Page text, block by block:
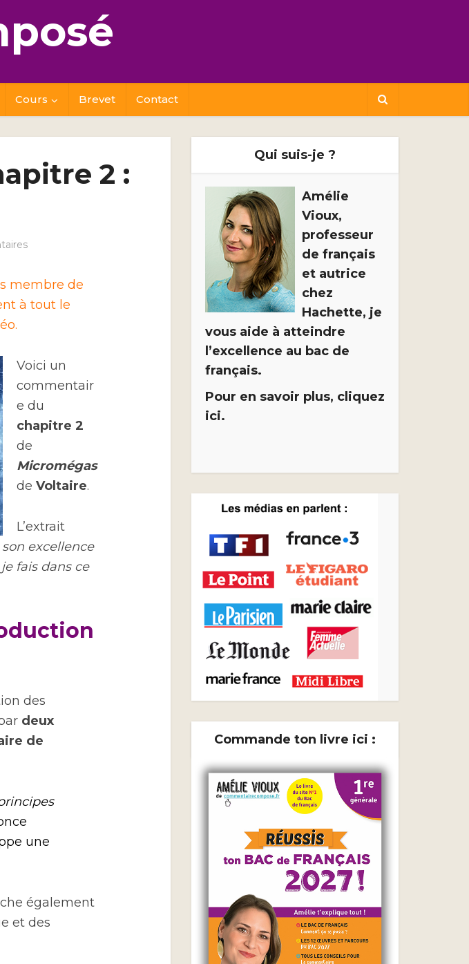
Cours Brevet Contact
2 :
membre de
à tout le
Voici un
commentair
e du
chapitre 2
de
Micromégas
de Voltaire.
L’extrait
excellence
fais dans ce
des
deux
de
une
également
et des
Qui suis-je ?
Amélie
Vioux,
professeur
de français
et autrice
chez
Hachette, je
vous aide à atteindre
l’excellence au bac de
français.
Pour en savoir plus, cliquez
ici.
Commande ton livre ici :